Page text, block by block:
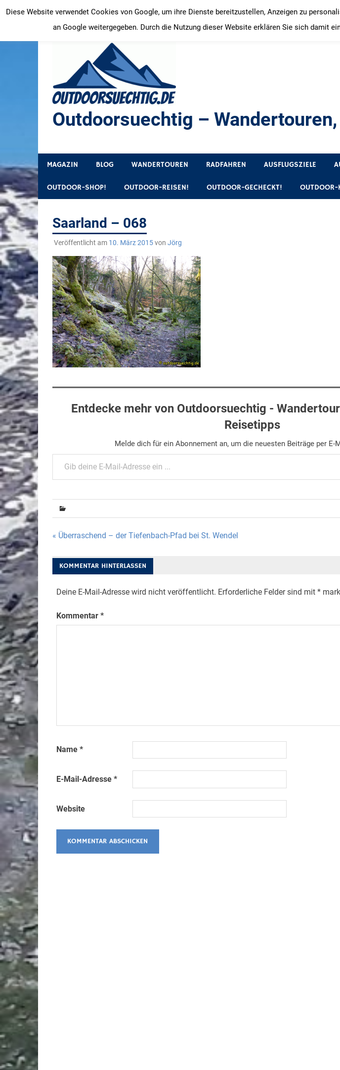
Inhalt
springen
Outdoorsuechtig –
MAGAZIN BLOG WANDERTOUREN RADFAHREN AUSFLUGSZIELE
OUTDOOR-SHOP! OUTDOOR-REISEN! OUTDOOR-GECHECKT!
Saarland – 068
Veröffentlicht am 10. März 2015von Jörg
Entdecke mehr von Outdoorsuechtig -
Reisetipps
Melde dich für ein Abonnement an, um die neuesten Beiträge per E-
Gib deine E-Mail-Adresse ein ...
Beitragsnavigation
« Überraschend – der Tiefenbach-Pfad bei St. Wendel
KOMMENTAR HINTERLASSEN
Deine E-Mail-Adresse wird nicht veröffentlicht. Erforderliche Felder sind mit *
Kommentar *
Name *
E-Mail-Adresse *
Website
Diese Website verwendet Cookies von Google, um ihre Dienste bereitzustellen, Anzeigen zu
an Google weitergegeben. Durch die Nutzung dieser Website erklären Sie sich damit